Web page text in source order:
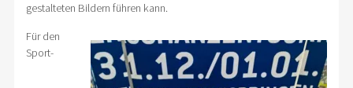
gestalteten Bildern führen kann.
Für den
Sport-